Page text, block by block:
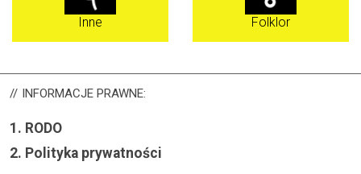
Inne Folklor
INFORMACJEPRAWNE:
1. RODO
2. Polityka prywatności